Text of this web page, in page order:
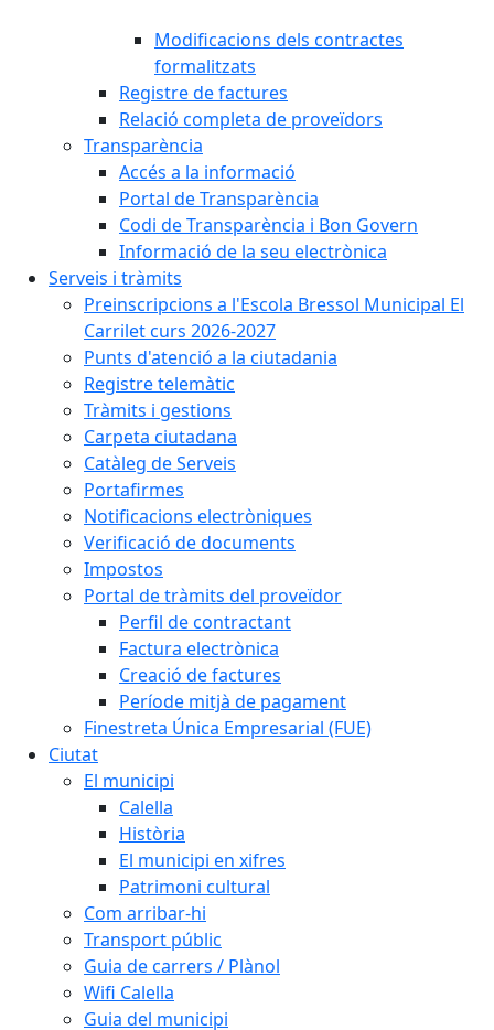
Modificacions dels contractes
formalitzats
Registre de factures
Relació completa de proveïdors
Transparència
Accés a la informació
Portal de Transparència
Codi de Transparència i Bon Govern
Informació de la seu electrònica
Serveis i tràmits
Preinscripcions a l'Escola Bressol Municipal El
Carrilet curs 2026-2027
Punts d'atenció a la ciutadania
Registre telemàtic
Tràmits i gestions
Carpeta ciutadana
Catàleg de Serveis
Portafirmes
Notificacions electròniques
Verificació de documents
Impostos
Portal de tràmits del proveïdor
Perfil de contractant
Factura electrònica
Creació de factures
Període mitjà de pagament
Finestreta Única Empresarial (FUE)
Ciutat
El municipi
Calella
Història
El municipi en xifres
Patrimoni cultural
Com arribar-hi
Transport públic
Guia de carrers / Plànol
Wifi Calella
Guia del municipi